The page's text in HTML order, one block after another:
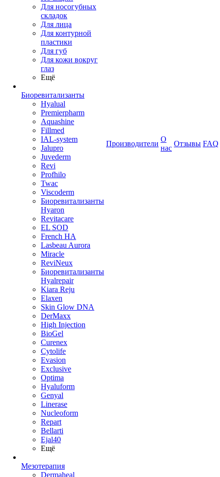
Для носогубных
складок
Для лица
Для контурной
пластики
Для губ
Для кожи вокруг
глаз
Ещё
Биоревитализанты
Hyalual
Premierpharm
Aquashine
Fillmed
IAL-system
Jalupro
Juvederm
Revi
Profhilo
Twac
Viscoderm
Биоревитализанты
Hyaron
Revitacare
EL SOD
French HA
Lasbeau Aurora
Miracle
ReviNeux
Биоревитализанты
Hyalrepair
Kiara Reju
Elaxen
Skin Glow DNA
DerMaxx
High Injection
BioGel
Curenex
Cytolife
Evasion
Exclusive
Optima
Hyaluform
Genyal
Linerase
Nucleoform
Repart
Bellarti
Ejal40
Ещё
Мезотерапия
Dermaheal
Производители
О
нас
Отзывы FAQ